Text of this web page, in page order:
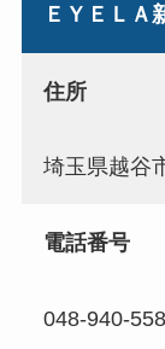
ＥＹＥＬＡ
住所
埼玉県越谷
電話番号
048-940-